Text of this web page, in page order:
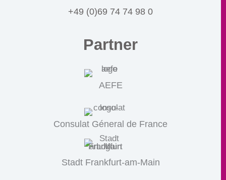
+49 (0)69 74 74 98 0
Partner
AEFE
Consulat Géneral de France
Stadt Frankfurt-am-Main